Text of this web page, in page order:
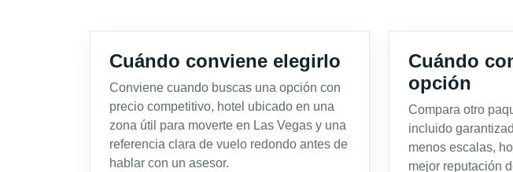
Cuándo conviene elegirlo
Conviene cuando buscas una opción con
precio competitivo, hotel ubicado en una
zona útil para moverte en Las Vegas y una
referencia clara de vuelo redondo antes de
hablar con un asesor.
Cuándo
opción
Compara otro
incluido
menos escalas,
mejor reputación